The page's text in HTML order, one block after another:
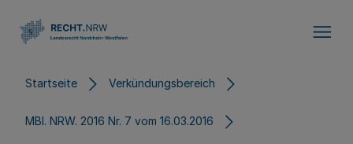
Startseite Verkündungsbereich
MBl. NRW. 2016 Nr. 7 vom 16.03.2016